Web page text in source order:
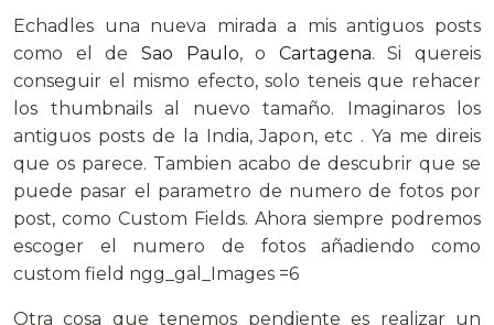
Echadles una nueva mirada a mis antiguos posts
como el de Sao Paulo, o Cartagena. Si quereis
conseguir el mismo efecto, solo teneis que rehacer
los thumbnails al nuevo tamaño. Imaginaros los
antiguos posts de la India, Japon, etc . Ya me direis
que os parece. Tambien acabo de descubrir que se
puede pasar el parametro de numero de fotos por
post, como Custom Fields. Ahora siempre podremos
escoger el numero de fotos añadiendo como
custom field ngg_gal_Images =6
Otra cosa que tenemos pendiente es realizar un